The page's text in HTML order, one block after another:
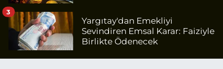
Yargıtay'dan Emekliyi
Sevindiren Emsal Karar: Faiziyle
Birlikte Ödenecek
3